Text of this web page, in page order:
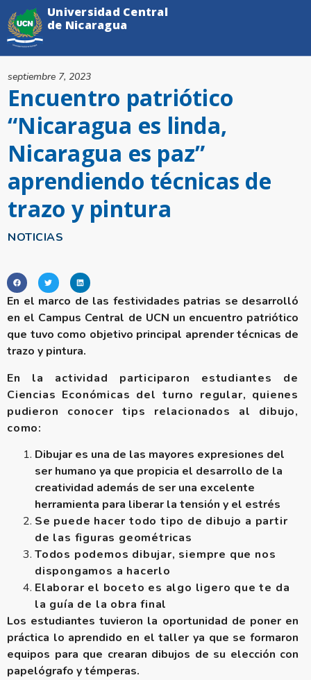
NOTICIAS
Encuentro patriótico
“Nicaragua es linda,
Nicaragua es paz”
aprendiendo técnicas de
trazo y pintura
septiembre 7, 2023
Universidad Central
de Nicaragua
En el marco de las festividades patrias se desarrolló
en el Campus Central de UCN un encuentro patriótico
que tuvo como objetivo principal aprender técnicas de
trazo y pintura.
En la actividad participaron estudiantes de
Ciencias Económicas del turno regular, quienes
pudieron conocer tips relacionados al dibujo,
como:
Dibujar es una de las mayores expresiones del
ser humano ya que propicia el desarrollo de la
creatividad además de ser una excelente
herramienta para liberar la tensión y el estrés
Se puede hacer todo tipo de dibujo a partir
de las figuras geométricas
Todos podemos dibujar, siempre que nos
dispongamos a hacerlo
Elaborar el boceto es algo ligero que te da
la guía de la obra final
Los estudiantes tuvieron la oportunidad de poner en
práctica lo aprendido en el taller ya que se formaron
equipos para que crearan dibujos de su elección con
papelógrafo y témperas.